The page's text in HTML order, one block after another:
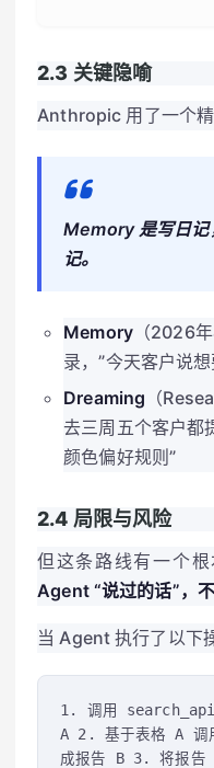
2.3 关键隐喻
Anthropic 用了一个精
Memory 是写日
记。
Memory（2026
录，”今天客户说
Dreaming （
去三周五个客户都
颜色偏好规则”
2.4 局限与风险
但这条路线有一个根
Agent “说过的话”，
当 Agent 执行了以下
1. 调用
A 2. 基于表格 A
成报告 B 3. 将报告